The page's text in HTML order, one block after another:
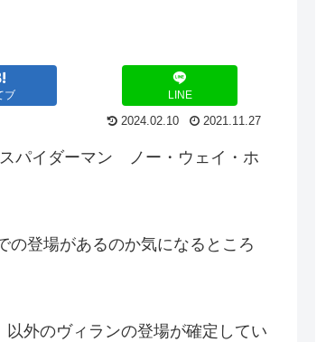
ブ LINE
2024.02.10 2021.11.27
パイダーマン ノー・ウェイ・ホ
の登場があるのか気になるところ
外のヴィランの登場が確定してい